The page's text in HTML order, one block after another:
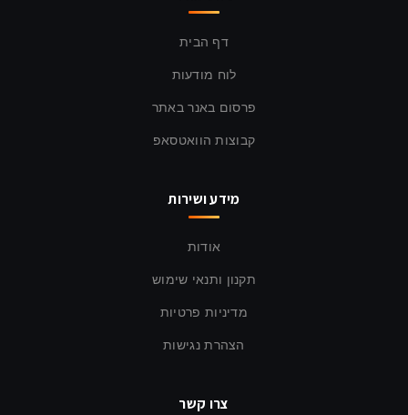
דף הבית
לוח מודעות
פרסום באנר באתר
קבוצות הוואטסאפ
מידע ושירות
אודות
תקנון ותנאי שימוש
מדיניות פרטיות
הצהרת נגישות
צרו קשר